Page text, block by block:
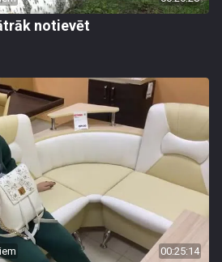
notievēt
00:25:14